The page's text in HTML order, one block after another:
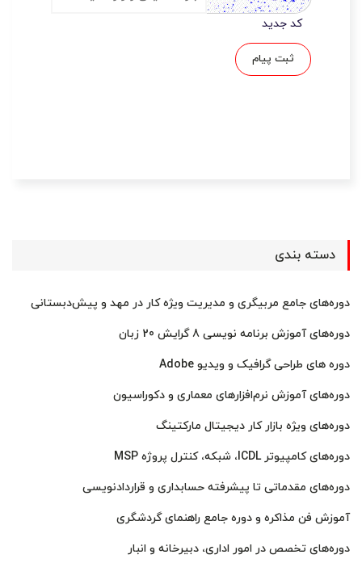
کد جدید
ثبت پیام
دسته بندی
دوره‌های جامع مربیگری و مدیریت ویژه کار در مهد و پیش‌دبستانی
دوره‌های آموزش برنامه نویسی 8 گرایش 20 زبان
دوره های طراحی گرافیک و ویدیو Adobe
دوره‌های آموزش نرم‌افزارهای معماری و دکوراسیون
دوره‌های ویژه بازار کار دیجیتال مارکتینگ
دوره‌های کامپیوتر ICDL، شبکه، کنترل پروژه MSP
دوره‌های مقدماتی تا پیشرفته حسابداری و قراردادنویسی
آموزش فن مذاکره و دوره جامع راهنمای گردشگری
دوره‌های تخصص در امور اداری، دبیرخانه و انبار